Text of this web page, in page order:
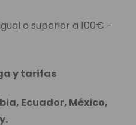
o superior a 100€ -
y tarifas
Ecuador, México,